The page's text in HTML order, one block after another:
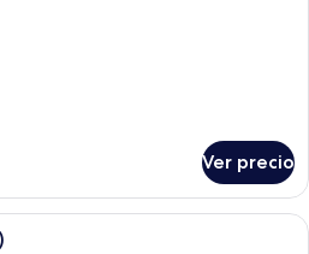
Ver precio
Una habitación de hotel con una